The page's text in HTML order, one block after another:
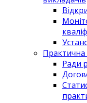
Практична
Ради